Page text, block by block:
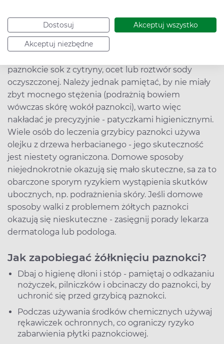
Dostosuj Akceptuj wszystko
Akceptuj niezbędne
u nóg i rąk
Walcząc z żółtymi paznokciami domowym
paznokcie sok z cytryny, ocet lub roztwór sody
oczyszczonej. Należy jednak pamiętać, by nie miały
zbyt mocnego stężenia (podrażnią bowiem
wówczas skórę wokół paznokci), warto więc
nakładać je precyzyjnie - patyczkami higienicznymi.
Wiele osób do leczenia grzybicy paznokci używa
olejku z drzewa herbacianego - jego skuteczność
jest niestety ograniczona. Domowe sposoby
niejednokrotnie okazują się mało skuteczne, sa za to
obarczone sporym ryzykiem wystąpienia skutków
ubocznych, np. podrażnienia skóry. Jeśli domowe
sposoby walki z problemem żółtych paznokci
okazują się nieskuteczne - zasięgnij porady lekarza
dermatologa lub podologa.
Jak zapobiegać żółknięciu paznokci?
Dbaj o higienę dłoni i stóp - pamiętaj o odkażaniu
nożyczek, pilniczków i obcinaczy do paznokci, by
uchronić się przed grzybicą paznokci.
Podczas używania środków chemicznych używaj
rękawiczek ochronnych, co ograniczy ryzyko
zabarwienia płytki paznokciowej.